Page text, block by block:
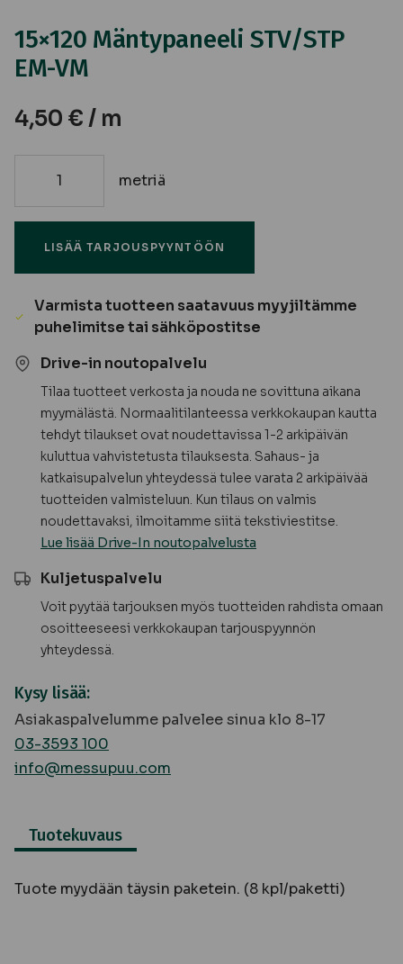
15×120 Mäntypaneeli STV/STP
EM-VM
4,50 € / m
15x120
VM
määrä
metriä
LISÄÄ TARJOUSPYYNTÖÖN
Varmista tuotteen saatavuus myyjiltämme
puhelimitse tai sähköpostitse
Drive-in noutopalvelu
Tilaa tuotteet verkosta ja nouda ne sovittuna aikana
myymälästä. Normaalitilanteessa verkkokaupan kautta
tehdyt tilaukset ovat noudettavissa 1-2 arkipäivän
kuluttua vahvistetusta tilauksesta. Sahaus- ja
katkaisupalvelun yhteydessä tulee varata 2 arkipäivää
tuotteiden valmisteluun. Kun tilaus on valmis
noudettavaksi, ilmoitamme siitä tekstiviestitse.
Lue lisää Drive-In noutopalvelusta
Kuljetuspalvelu
Voit pyytää tarjouksen myös tuotteiden rahdista omaan
osoitteeseesi verkkokaupan tarjouspyynnön
yhteydessä.
Kysy lisää:
Asiakaspalvelumme palvelee sinua klo 8-17
03-3593 100
info@messupuu.com
Tuotekuvaus
Tuote myydään täysin paketein. (8 kpl/paketti)